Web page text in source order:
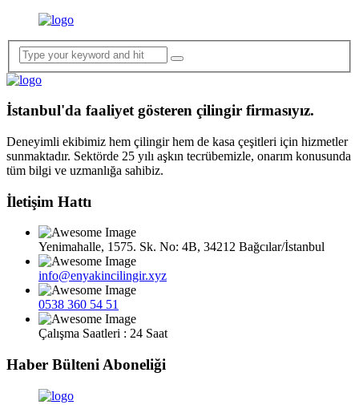
İstanbul'da faaliyet gösteren çilingir firmasıyız.
Deneyimli ekibimiz hem çilingir hem de kasa çeşitleri için hizmetler
sunmaktadır. Sektörde 25 yılı aşkın tecrübemizle, onarım konusunda
tüm bilgi ve uzmanlığa sahibiz.
İletişim Hattı
Yenimahalle, 1575. Sk. No: 4B, 34212 Bağcılar/İstanbul
info@enyakincilingir.xyz
0538 360 54 51
Çalışma Saatleri : 24 Saat
Haber Bülteni Aboneliği